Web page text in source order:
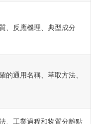
、反應機理、典型成分
的通用名稱、萃取方法、
、工業過程和物質分離點